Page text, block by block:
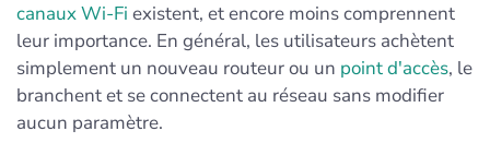
canaux Wi-Fi existent, et encore moins comprennent
leur importance. En général, les utilisateurs achètent
simplement un nouveau routeur ou un point d'accès, le
branchent et se connectent au réseau sans modifier
aucun paramètre.